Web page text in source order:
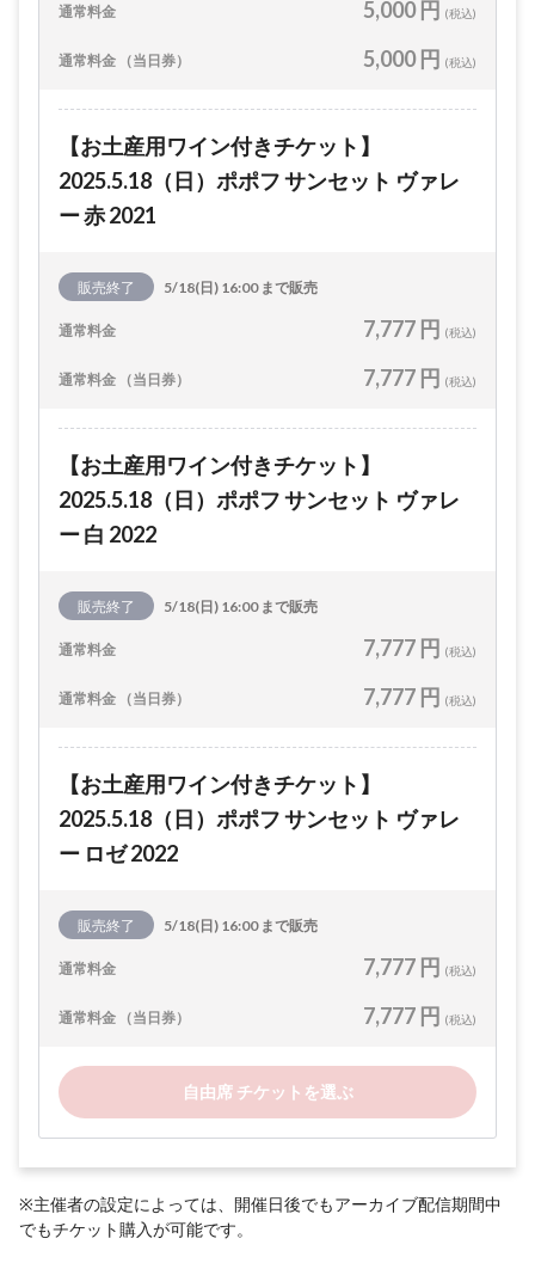
通常料金 5,000 円 (税込)
通常料金 （当日券） 5,000 円 (税込)
【お土産用ワイン付きチケット】
2025.5.18（日）ポポフ サンセット ヴァレ
ー 赤 2021
販売終了 5/18(日) 16:00 まで販売
通常料金 7,777 円 (税込)
通常料金 （当日券） 7,777 円 (税込)
【お土産用ワイン付きチケット】
2025.5.18（日）ポポフ サンセット ヴァレ
ー 白 2022
販売終了 5/18(日) 16:00 まで販売
通常料金 7,777 円 (税込)
通常料金 （当日券） 7,777 円 (税込)
【お土産用ワイン付きチケット】
2025.5.18（日）ポポフ サンセット ヴァレ
ー ロゼ 2022
販売終了 5/18(日) 16:00 まで販売
通常料金 7,777 円 (税込)
通常料金 （当日券） 7,777 円 (税込)
自由席 チケットを選ぶ
※主催者の設定によっては、開催日後でもアーカイブ配信期間中
でもチケット購入が可能です。